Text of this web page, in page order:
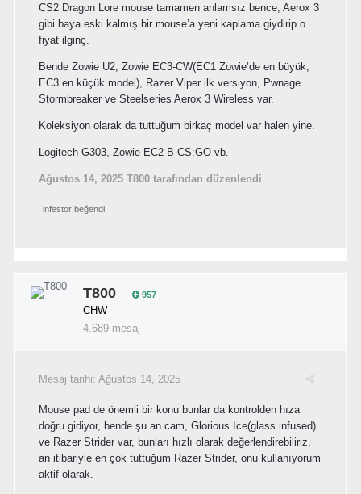
CS2 Dragon Lore mouse tamamen anlamsız bence, Aerox 3
gibi baya eski kalmış bir mouse’a yeni kaplama giydirip o
fiyat ilginç.
Bende Zowie U2, Zowie EC3-CW(EC1 Zowie’de en büyük,
EC3 en küçük model), Razer Viper ilk versiyon, Pwnage
Stormbreaker ve Steelseries Aerox 3 Wireless var.
Koleksiyon olarak da tuttuğum birkaç model var halen yine.
Logitech G303, Zowie EC2-B CS:GO vb.
Ağustos 14, 2025 T800 tarafından düzenlendi
infestor beğendi
T800 957
CHW
4.689 mesaj
Mesaj tarihi: Ağustos 14, 2025
Mouse pad de önemli bir konu bunlar da kontrolden hıza
doğru gidiyor, bende şu an cam, Glorious Ice(glass infused)
ve Razer Strider var, bunları hızlı olarak değerlendirebiliriz,
an itibariyle en çok tuttuğum Razer Strider, onu kullanıyorum
aktif olarak.